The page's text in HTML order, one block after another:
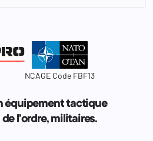
NCAGE Code FBF13
équipement tactique
l'ordre, militaires.